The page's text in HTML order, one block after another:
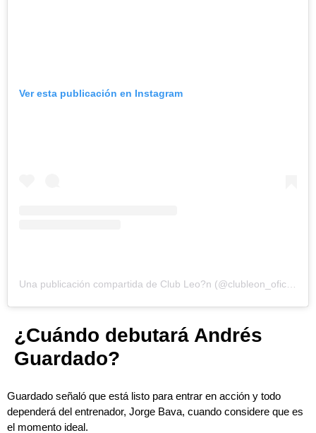
Ver esta publicación en Instagram
¿Cuándo debutará Andrés
Guardado?
Guardado señaló que está listo para entrar en acción y todo
dependerá del entrenador, Jorge Bava, cuando considere que es
el momento ideal.